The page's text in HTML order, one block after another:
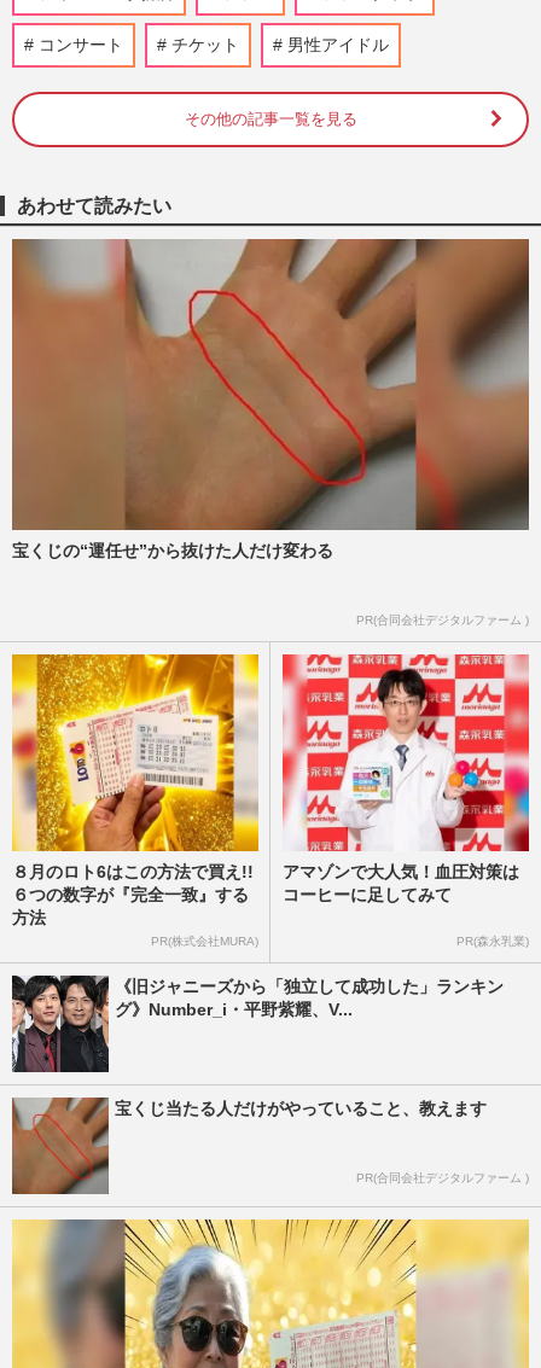
『週刊女性』編集部
SixTONES田中樹がお持ち帰りして“鳥取
名産”かにみそバーニャカウダに注文殺
到、境港観光協会が異例“陳謝…
『週刊女性』編集部 2026/8/6
山田涼介、ドラマ『一次元の挿し木』撮影
中での初ソロドームツアーで見せた“涙”の
理由、Hey! Say! JUMPメ…
週刊女性PRIME
元TOKIO・城島茂と松岡昌宏、30年続い
た『ベープ』CM継続出演も「ついに2人だ
けに」ファンが感じた“寂しさ…
『週刊女性』編集部
二宮和也、YouTube『よにのちゃんねる』
で山田涼介の“お友達”に有名ホストを推
薦、歌舞伎町に“急接近”…
コンサート チケット 男性アイドル
その他の記事一覧を見る
あわせて読みたい
宝くじの“運任せ”から抜けた人だけ変わる
PR(合同会社デジタルファーム )
８月のロト6はこの方法で買え!!
６つの数字が『完全一致』する
方法
PR(株式会社MURA)
アマゾンで大人気！血圧対策は
コーヒーに足してみて
PR(森永乳業)
《旧ジャニーズから「独立して成功した」ランキン
グ》Number_i・平野紫耀、V...
宝くじ当たる人だけがやっていること、教えます
PR(合同会社デジタルファーム )